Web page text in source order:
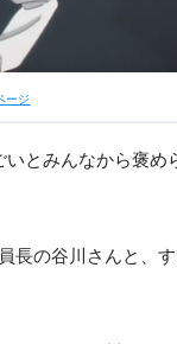
ージ
とみんなから褒め
長の谷川さんと、